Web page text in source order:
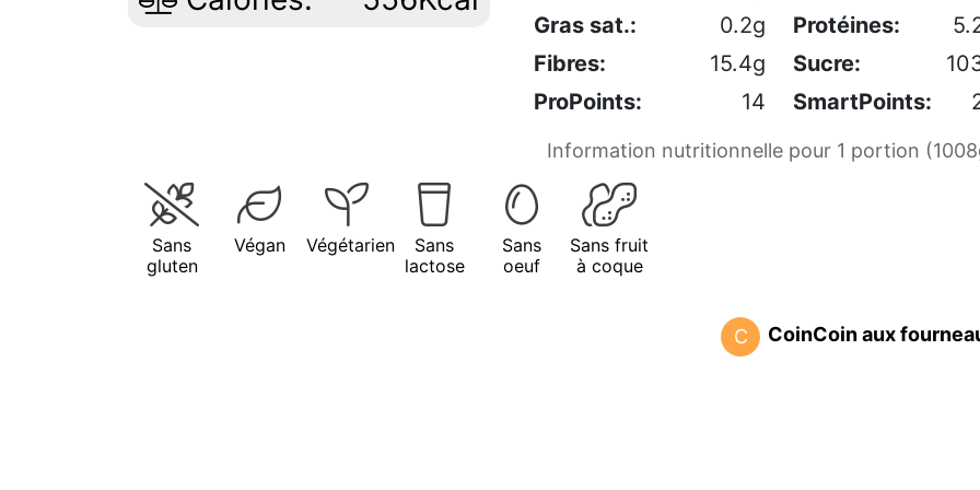
Gras sat.:
0.2g Protéines:
Fibres:
15.4g Sucre:
ProPoints:
14 SmartPoints:
Information nutritionnelle pour 1 portion
Sans
gluten
Végan Végétarien
Sans
lactose
Sans
oeuf
Sans fruit
à coque
C CoinCoin aux